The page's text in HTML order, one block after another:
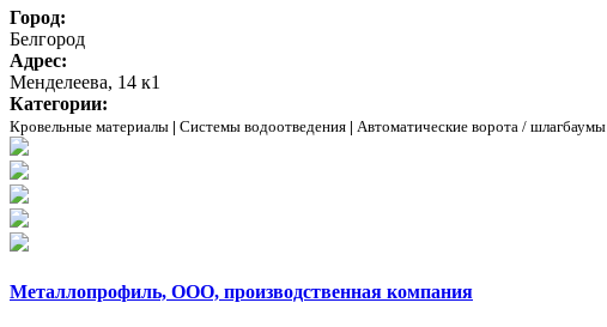
Город:
Белгород
Адрес:
Менделеева, 14 к1
Категории:
Кровельные материалы | Системы водоотведения | Автоматические ворота / шлагбаумы
Металлопрофиль, ООО, производственная компания